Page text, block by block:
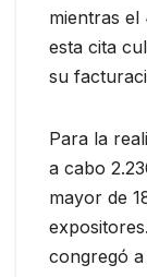
mientras
esta cita
su
Para la
a cabo
mayor de
congregó a